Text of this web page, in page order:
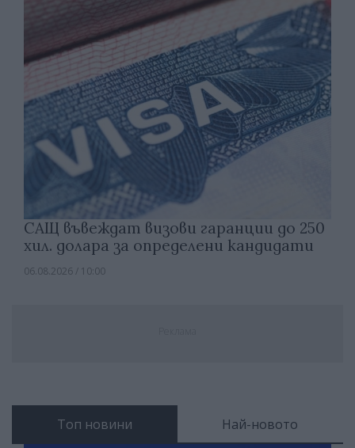
САЩ въвеждат визови гаранции до 250
хил. долара за определени кандидати
06.08.2026 / 10:00
Топ новини Най-новото